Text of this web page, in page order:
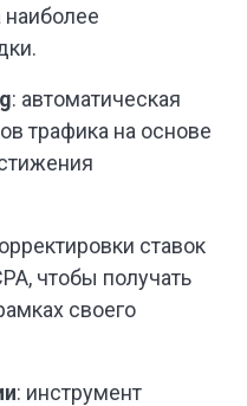
: автоматическая
трафика на основе
ставок
чтобы получать
своего
: инструмент